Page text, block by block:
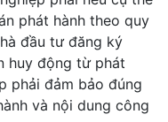
phát hành theo quy
đầu tư đăng ký
huy động từ phát
phải đảm bảo đúng
và nội dung công